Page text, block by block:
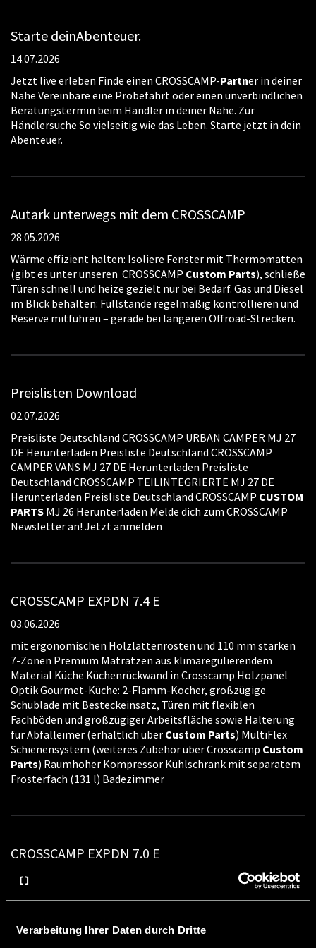
Verarbeitung Ihrer Daten durch Dritte
Starte deinAbenteuer.
14.07.2026
Jetzt live erleben Finde einen CROSSCAMP-Partner in deiner
Nähe Vereinbare eine Probefahrt oder einen unverbindlichen
Beratungstermin beim Händler in deiner Nähe. Zur
Händlersuche So vielseitig wie das Leben. Starte jetzt in dein
Abenteuer.
Autark unterwegs mit dem CROSSCAMP
28.05.2026
Wärme effizient halten: Isoliere Fenster mit Thermomatten
(gibt es unter unseren CROSSCAMP Custom Parts), schließe
Türen schnell und heize gezielt nur bei Bedarf. Gas und Diesel
im Blick behalten: Füllstände regelmäßig kontrollieren und
Reserve mitführen – gerade bei längeren Offroad-Strecken.
Preislisten Download
02.07.2026
Preisliste Deutschland CROSSCAMP URBAN CAMPER MJ 27
DE Herunterladen Preisliste Deutschland CROSSCAMP
CAMPER VANS MJ 27 DE Herunterladen Preisliste
Deutschland CROSSCAMP TEILINTEGRIERTE MJ 27 DE
Herunterladen Preisliste Deutschland CROSSCAMP CUSTOM
PARTS MJ 26 Herunterladen Melde dich zum CROSSCAMP
Newsletter an! Jetzt anmelden
CROSSCAMP EXPDN 7.4 E
03.06.2026
mit ergonomischen Holzlattenrosten und 110 mm starken
7-Zonen Premium Matratzen aus klimaregulierendem
Material Küche Küchenrückwand in Crosscamp Holzpanel
Optik Gourmet-Küche: 2-Flamm-Kocher, großzügige
Schublade mit Besteckeinsatz, Türen mit flexiblen
Fachböden und großzügiger Arbeitsfläche sowie Halterung
für Abfalleimer (erhältlich über Custom Parts) MultiFlex
Schienensystem (weiteres Zubehör über Crosscamp Custom
Parts) Raumhoher Kompressor Kühlschrank mit separatem
Frosterfach (131 l) Badezimmer
CROSSCAMP EXPDN 7.0 E
03.06.2026
7-Zonen Premium Matratzen aus klimaregulierendem
Optik Gourmet-Küche: 2-Flamm-Kocher, großzügige